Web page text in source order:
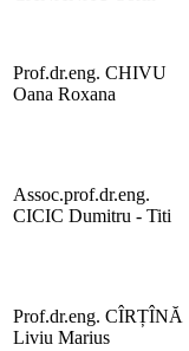
Prof.dr.eng. CHIVU
Oana Roxana
Assoc.prof.dr.eng.
CICIC Dumitru - Titi
Prof.dr.eng. CÎRȚÎNĂ
Liviu Marius